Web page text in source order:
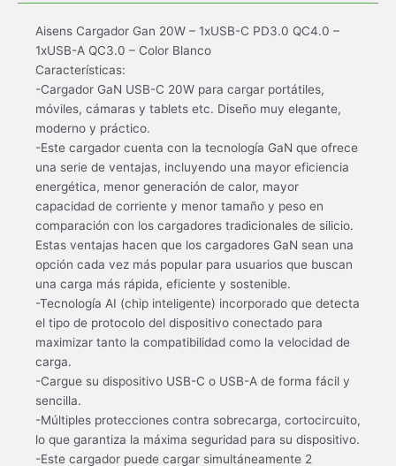
Aisens Cargador Gan 20W – 1xUSB-C PD3.0 QC4.0 –
1xUSB-A QC3.0 – Color Blanco
Características:
-Cargador GaN USB-C 20W para cargar portátiles,
móviles, cámaras y tablets etc. Diseño muy elegante,
moderno y práctico.
-Este cargador cuenta con la tecnología GaN que ofrece
una serie de ventajas, incluyendo una mayor eficiencia
energética, menor generación de calor, mayor
capacidad de corriente y menor tamaño y peso en
comparación con los cargadores tradicionales de silicio.
Estas ventajas hacen que los cargadores GaN sean una
opción cada vez más popular para usuarios que buscan
una carga más rápida, eficiente y sostenible.
-Tecnología AI (chip inteligente) incorporado que detecta
el tipo de protocolo del dispositivo conectado para
maximizar tanto la compatibilidad como la velocidad de
carga.
-Cargue su dispositivo USB-C o USB-A de forma fácil y
sencilla.
-Múltiples protecciones contra sobrecarga, cortocircuito,
lo que garantiza la máxima seguridad para su dispositivo.
-Este cargador puede cargar simultáneamente 2